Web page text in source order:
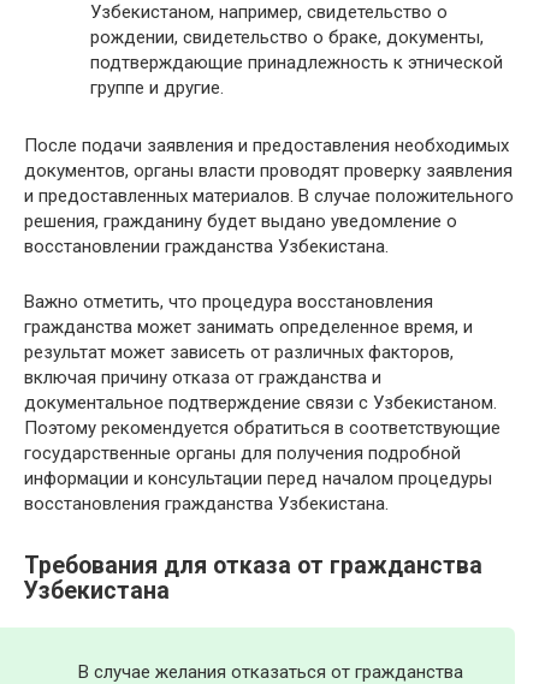
Узбекистаном, например, свидетельство о
рождении, свидетельство о браке, документы,
подтверждающие принадлежность к этнической
группе и другие.
После подачи заявления и предоставления необходимых
документов, органы власти проводят проверку заявления
и предоставленных материалов. В случае положительного
решения, гражданину будет выдано уведомление о
восстановлении гражданства Узбекистана.
Важно отметить, что процедура восстановления
гражданства может занимать определенное время, и
результат может зависеть от различных факторов,
включая причину отказа от гражданства и
документальное подтверждение связи с Узбекистаном.
Поэтому рекомендуется обратиться в соответствующие
государственные органы для получения подробной
информации и консультации перед началом процедуры
восстановления гражданства Узбекистана.
Требования для отказа от гражданства
Узбекистана
В случае желания отказаться от гражданства